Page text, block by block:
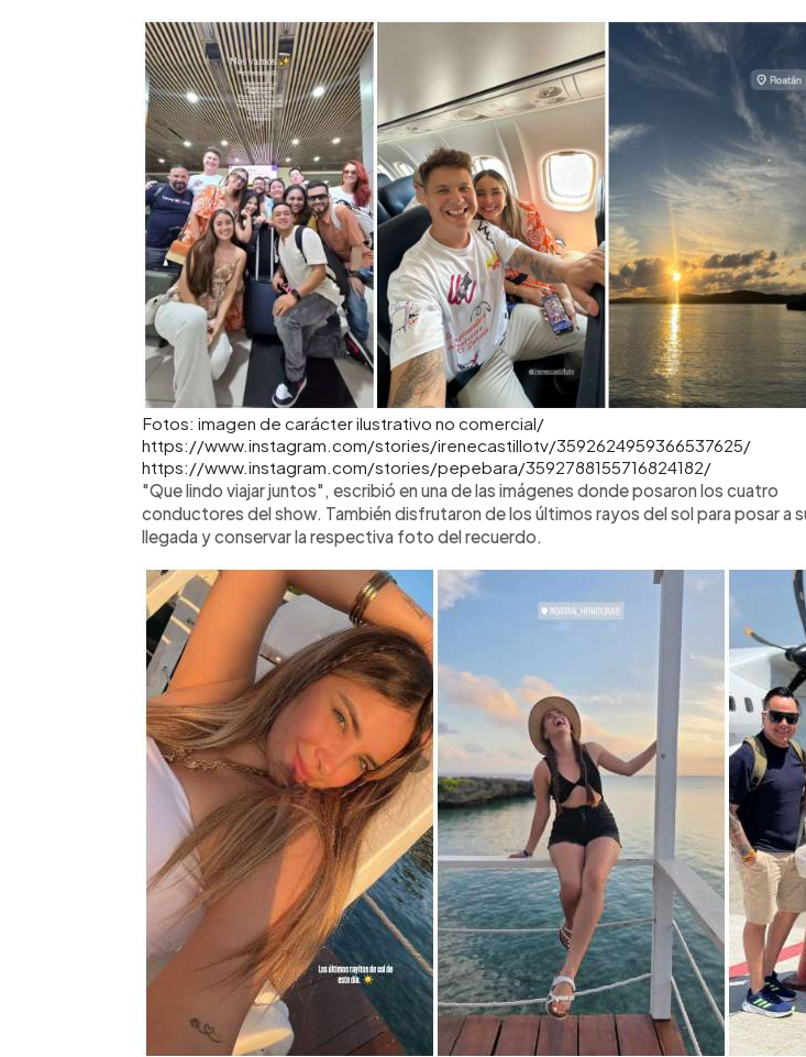
Fotos: imagen de carácter ilustrativo no comercial/
https://www.instagram.com/stories/irenecastillotv/3592624959366537625/
https://www.instagram.com/stories/pepebara/3592788155716824182/
"Que lindo viajar juntos", escribió en una de las imágenes donde posaron los cuatro
conductores del show. También disfrutaron de los últimos rayos del sol para posar a
llegada y conservar la respectiva foto del recuerdo.